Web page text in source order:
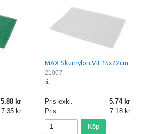
5.88
7.35
MAX Skurnylon Vit 15x22cm
21007
Pris exkl.
5.74
Pris
7.18
Köp